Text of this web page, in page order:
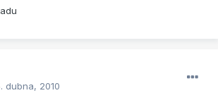
dubna, 2010